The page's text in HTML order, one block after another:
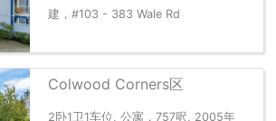
建，#103 - 383 Wale Rd
Colwood Corners区
2卧1卫1车位, 公寓，757呎, 2005年